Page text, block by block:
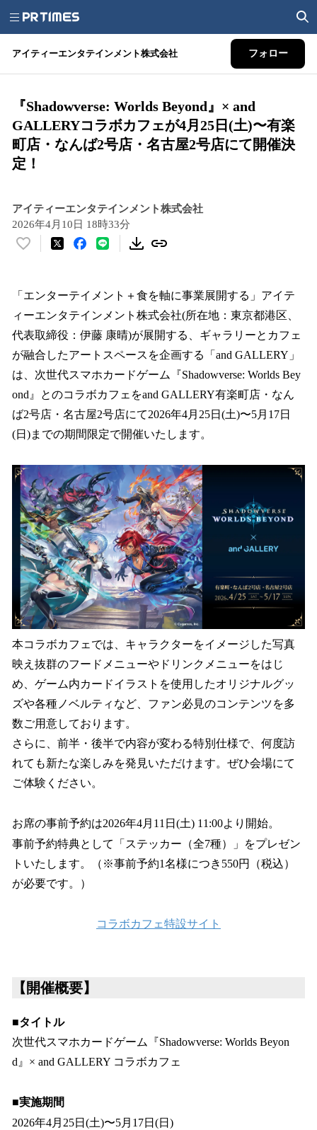
アイティーエンタテインメント株式会社 フォロー
『Shadowverse: Worlds Beyond』× and
GALLERYコラボカフェが4月25日(土)〜有楽
町店・なんば2号店・名古屋2号店にて開催決
定！
アイティーエンタテインメント株式会社
2026年4月10日 18時33分
い
！
読
み
み
中
で
す
「エンターテイメント＋食を軸に事業展開する」アイテ
ィーエンタテインメント株式会社(所在地：東京都港区、
代表取締役：伊藤 康晴)が展開する、ギャラリーとカフェ
が融合したアートスペースを企画する「and GALLERY」
は、次世代スマホカードゲーム『Shadowverse: Worlds Bey
ond』とのコラボカフェをand GALLERY有楽町店・なん
ば2号店・名古屋2号店にて2026年4月25日(土)〜5月17日
(日)までの期間限定で開催いたします。
本コラボカフェでは、キャラクターをイメージした写真
映え抜群のフードメニューやドリンクメニューをはじ
め、ゲーム内カードイラストを使用したオリジナルグッ
ズや各種ノベルティなど、ファン必見のコンテンツを多
数ご用意しております。
さらに、前半・後半で内容が変わる特別仕様で、何度訪
れても新たな楽しみを発見いただけます。ぜひ会場にて
ご体験ください。
お席の事前予約は2026年4月11日(土) 11:00より開始。
事前予約特典として「ステッカー（全7種）」をプレゼン
トいたします。（※事前予約1名様につき550円（税込）
が必要です。）
コラボカフェ特設サイト
【開催概要】
■タイトル
次世代スマホカードゲーム『Shadowverse: Worlds Beyon
d』× and GALLERY コラボカフェ
■実施期間
2026年4月25日(土)〜5月17日(日)